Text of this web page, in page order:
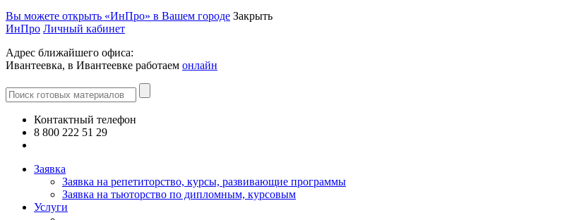
Вы можете открыть «ИнПро» в Вашем городе Закрыть
ИнПро Личный кабинет
Адрес ближайшего офиса:
Ивантеевка, в Ивантеевке работаем онлайн
Контактный телефон
8 800 222 51 29
Заявка
Заявка на репетиторство, курсы, развивающие программы
Заявка на тьюторство по дипломным, курсовым
Услуги